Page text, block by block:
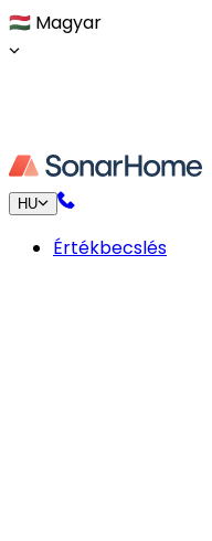
🇭🇺 Magyar
HU
Értékbecslés